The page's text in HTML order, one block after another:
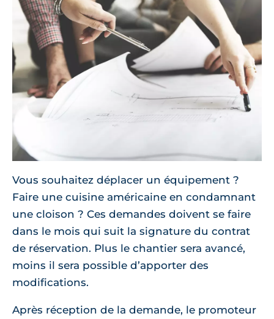
Vous souhaitez déplacer un équipement ?
Faire une cuisine américaine en condamnant
une cloison ? Ces demandes doivent se faire
dans le mois qui suit la signature du contrat
de réservation. Plus le chantier sera avancé,
moins il sera possible d’apporter des
modifications.
Après réception de la demande, le promoteur